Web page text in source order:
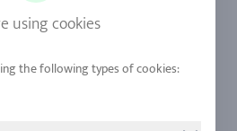
Notre qualité
Boutique +32 (2) 358 61 07
using cookies